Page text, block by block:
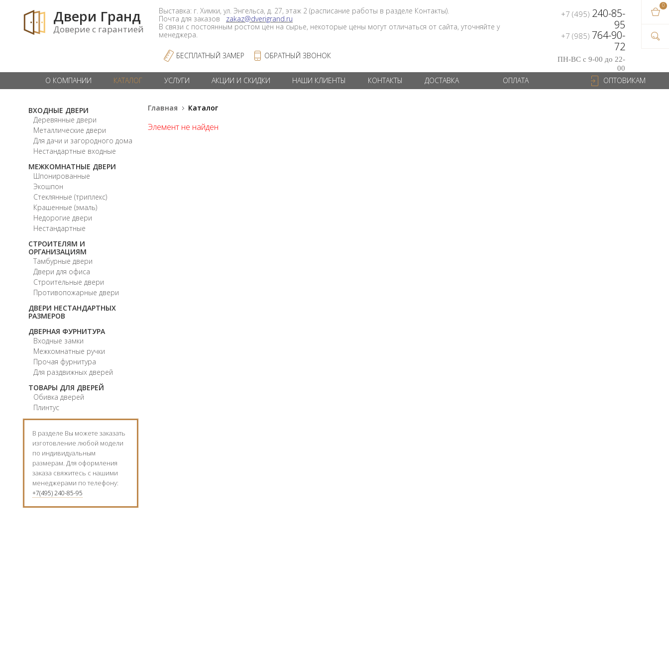
Двери Гранд
Доверие с гарантией
Выставка: г. Химки, ул. Энгельса, д. 27, этаж 2 (расписание работы в разделе Контакты).
Почта для заказов zakaz@dverigrand.ru
В связи с постоянным ростом цен на сырье, некоторые цены могут отличаться от сайта, уточняйте у
менеджера.
БЕСПЛАТНЫЙ ЗАМЕР ОБРАТНЫЙ ЗВОНОК
+7 (495) 240-85-
95
+7 (985) 764-90-
72
ПН-ВС с 9-00 до 22-
00
О КОМПАНИИ КАТАЛОГ УСЛУГИ АКЦИИ И СКИДКИ НАШИ КЛИЕНТЫ КОНТАКТЫ ДОСТАВКА ОПЛАТА ОПТОВИКАМ
ВХОДНЫЕ ДВЕРИ
Деревянные двери
Металлические двери
Для дачи и загородного дома
Нестандартные входные
МЕЖКОМНАТНЫЕ ДВЕРИ
Шпонированные
Экошпон
Стеклянные (триплекс)
Крашенные (эмаль)
Недорогие двери
Нестандартные
СТРОИТЕЛЯМ И
ОРГАНИЗАЦИЯМ
Тамбурные двери
Двери для офиса
Строительные двери
Противопожарные двери
ДВЕРИ НЕСТАНДАРТНЫХ
РАЗМЕРОВ
ДВЕРНАЯ ФУРНИТУРА
Входные замки
Межкомнатные ручки
Прочая фурнитура
Для раздвижных дверей
ТОВАРЫ ДЛЯ ДВЕРЕЙ
Обивка дверей
Плинтус
В разделе Вы можете заказать
изготовление любой модели
по индивидуальным
размерам. Для оформления
заказа свяжитесь с нашими
менеджерами по телефону:
+7(495) 240-85-95
Главная Каталог
Элемент не найден
0
В
на